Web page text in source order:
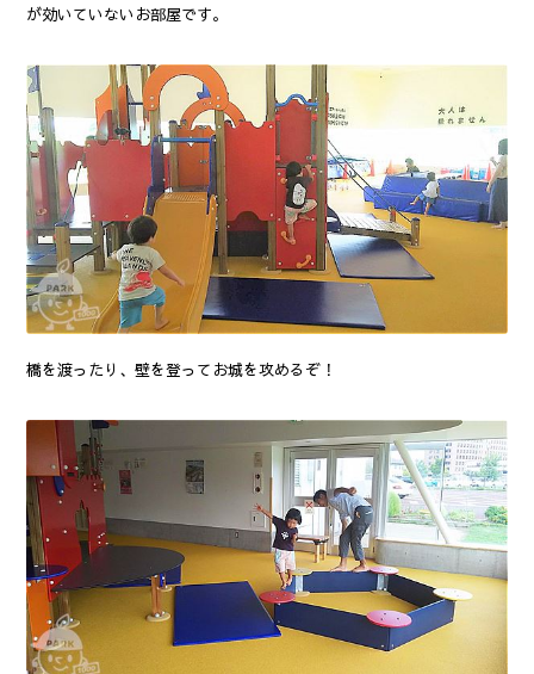
が効いていないお部屋です。
橋を渡ったり、壁を登ってお城を攻めるぞ！